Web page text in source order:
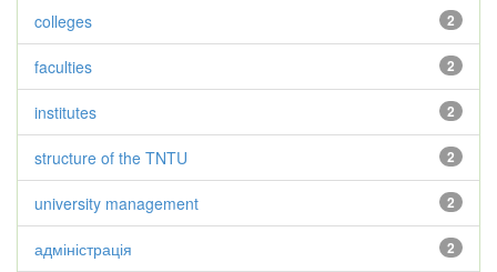
2
colleges
2
faculties
2
institutes
2
structure of the TNTU
2
university management
2
адміністрація